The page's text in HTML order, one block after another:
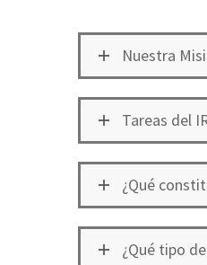
Nuestra
Tareas del
¿Qué
¿Qué tipo